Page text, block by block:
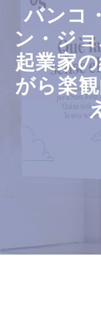
バンコ
ン・ジ
起業家
がら楽